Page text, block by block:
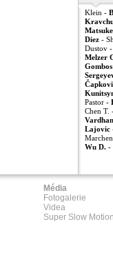
Klein -
Diez -
Dustov -
Melzer
Gombos
Pastor -
Chen T.
Vardhan
Lajovic
Wu D. -
Média
Fotogalerie
Videa
Super Slow Motion